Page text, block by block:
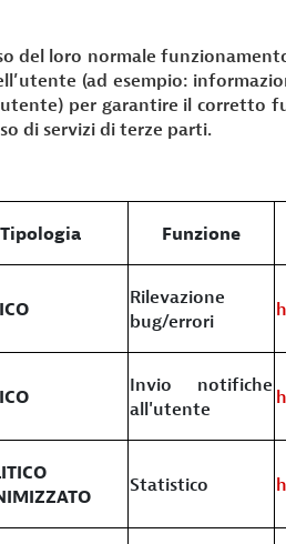
del loro normale
(ad esempio:
per garantire il corretto
di servizi di terze parti.
Tipologia Funzione
Rilevazione
bug/errori
Invio notifiche
all'utente
Statistico